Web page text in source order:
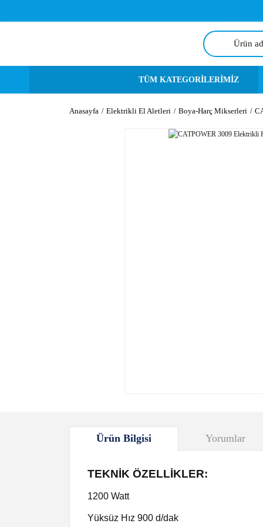
TÜM KATEGORİLERİMİZ
Anasayfa Elektrikli El Aletleri Boya-Harç Mikserleri
Ürün Bilgisi Yorumlar
TEKNİK ÖZELLİKLER:
1200 Watt
Yüksüz Hız 900 d/dak